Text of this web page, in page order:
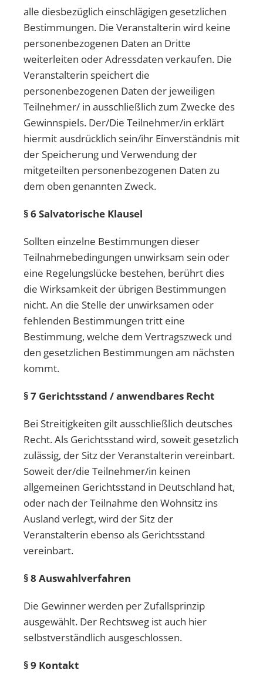
alle diesbezüglich einschlägigen gesetzlichen
Bestimmungen. Die Veranstalterin wird keine
personenbezogenen Daten an Dritte
weiterleiten oder Adressdaten verkaufen. Die
Veranstalterin speichert die
personenbezogenen Daten der jeweiligen
Teilnehmer/ in ausschließlich zum Zwecke des
Gewinnspiels. Der/Die Teilnehmer/in erklärt
hiermit ausdrücklich sein/ihr Einverständnis mit
der Speicherung und Verwendung der
mitgeteilten personenbezogenen Daten zu
dem oben genannten Zweck.
§ 6 Salvatorische Klausel
Sollten einzelne Bestimmungen dieser
Teilnahmebedingungen unwirksam sein oder
eine Regelungslücke bestehen, berührt dies
die Wirksamkeit der übrigen Bestimmungen
nicht. An die Stelle der unwirksamen oder
fehlenden Bestimmungen tritt eine
Bestimmung, welche dem Vertragszweck und
den gesetzlichen Bestimmungen am nächsten
kommt.
§ 7 Gerichtsstand / anwendbares Recht
Bei Streitigkeiten gilt ausschließlich deutsches
Recht. Als Gerichtsstand wird, soweit gesetzlich
zulässig, der Sitz der Veranstalterin vereinbart.
Soweit der/die Teilnehmer/in keinen
allgemeinen Gerichtsstand in Deutschland hat,
oder nach der Teilnahme den Wohnsitz ins
Ausland verlegt, wird der Sitz der
Veranstalterin ebenso als Gerichtsstand
vereinbart.
§ 8 Auswahlverfahren
Die Gewinner werden per Zufallsprinzip
ausgewählt. Der Rechtsweg ist auch hier
selbstverständlich ausgeschlossen.
§ 9 Kontakt